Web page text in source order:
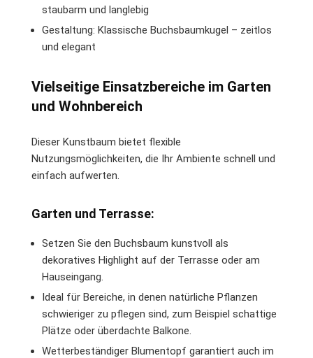
staubarm und langlebig
Gestaltung: Klassische Buchsbaumkugel – zeitlos
und elegant
Vielseitige Einsatzbereiche im Garten
und Wohnbereich
Dieser Kunstbaum bietet flexible
Nutzungsmöglichkeiten, die Ihr Ambiente schnell und
einfach aufwerten.
Garten und Terrasse:
Setzen Sie den Buchsbaum kunstvoll als
dekoratives Highlight auf der Terrasse oder am
Hauseingang.
Ideal für Bereiche, in denen natürliche Pflanzen
schwieriger zu pflegen sind, zum Beispiel schattige
Plätze oder überdachte Balkone.
Wetterbeständiger Blumentopf garantiert auch im